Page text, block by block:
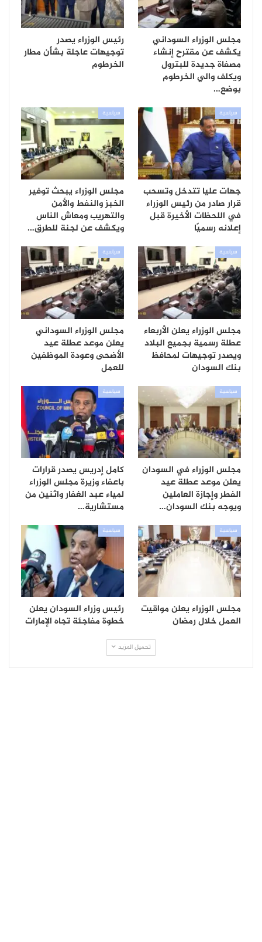
مجلس الوزراء السوداني
يكشف عن مقترح إنشاء
مصفاة جديدة للبترول
ويكلف والي الخرطوم
بوضع…
رئيس الوزراء يصدر
توجيهات عاجلة بشأن مطار
الخرطوم
سياسية
جهات عليا تتدخل وتسحب
قرار صادر من رئيس الوزراء
في اللحظات الأخيرة قبل
إعلانه رسميًا
سياسية
مجلس الوزراء يبحث توفير
الخبز والنفط والأمن
والتهريب ومعاش الناس
ويكشف عن لجنة للطرق…
سياسية
مجلس الوزراء يعلن الأربعاء
عطلة رسمية بجميع البلاد
ويصدر توجيهات لمحافظ
بنك السودان
سياسية
مجلس الوزراء السوداني
يعلن موعد عطلة عيد
الأضحى وعودة الموظفين
للعمل
سياسية
مجلس الوزراء في السودان
يعلن موعد عطلة عيد
الفطر وإجازة العاملين
ويوجه بنك السودان…
سياسية
كامل إدريس يصدر قرارات
باعفاء وزيرة مجلس الوزراء
لمياء عبد الغفار واثنين من
مستشارية…
سياسية
مجلس الوزراء يعلن مواقيت
العمل خلال رمضان
سياسية
رئيس وزراء السودان يعلن
خطوة مفاجئة تجاه الإمارات
تحميل المزيد